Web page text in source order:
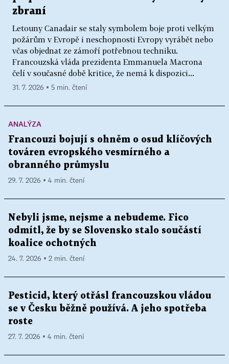
zbraní
Letouny Canadair se staly symbolem boje proti velkým
požárům v Evropě i neschopnosti Evropy vyrábět nebo
včas objednat ze zámoří potřebnou techniku.
Francouzská vláda prezidenta Emmanuela Macrona
čelí v současné době kritice, že nemá k dispozici...
31. 7. 2026 ▪ 5 min. čtení
ANALÝZA
Francouzi bojují s ohněm o osud klíčových
továren evropského vesmírného a
obranného průmyslu
29. 7. 2026 ▪ 4 min. čtení
Nebyli jsme, nejsme a nebudeme. Fico
odmítl, že by se Slovensko stalo součástí
koalice ochotných
24. 7. 2026 ▪ 2 min. čtení
Pesticid, který otřásl francouzskou vládou
se v Česku běžně používá. A jeho spotřeba
roste
27. 7. 2026 ▪ 4 min. čtení